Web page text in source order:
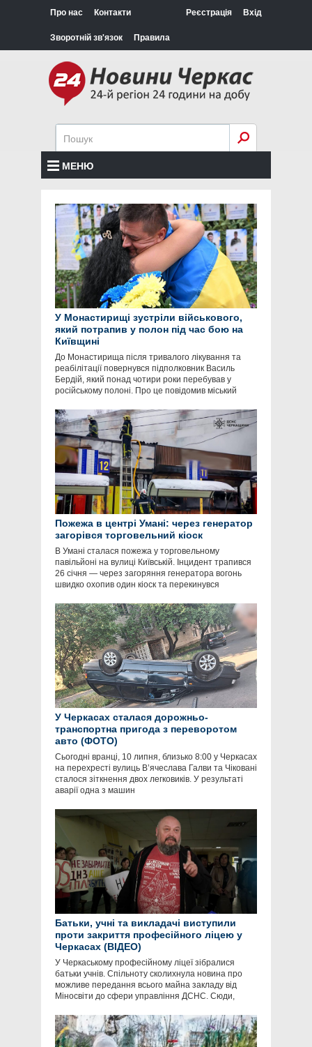
Про нас Контакти
Зворотній зв'язок Правила
Реєстрація Вхід
МЕНЮ
У Монастирищі зустріли військового,
який потрапив у полон під час бою на
Київщині
До Монастирища після тривалого лікування та
реабілітації повернувся підполковник Василь
Бердій, який понад чотири роки перебував у
російському полоні. Про це повідомив міський
Пожежа в центрі Умані: через генератор
загорівся торговельний кіоск
В Умані сталася пожежа у торговельному
павільйоні на вулиці Київській. Інцидент трапився
26 січня — через загоряння генератора вогонь
швидко охопив один кіоск та перекинувся
У Черкасах сталася дорожньо-
транспортна пригода з переворотом
авто (ФОТО)
Сьогодні вранці, 10 липня, близько 8:00 у Черкасах
на перехресті вулиць В’ячеслава Галви та Чіковані
сталося зіткнення двох легковиків. У результаті
аварії одна з машин
Батьки, учні та викладачі виступили
проти закриття професійного ліцею у
Черкасах (ВІДЕО)
У Черкаському професійному ліцеї зібралися
батьки учнів. Спільноту сколихнула новина про
можливе передання всього майна закладу від
Міносвіти до сфери управління ДСНС. Сюди,